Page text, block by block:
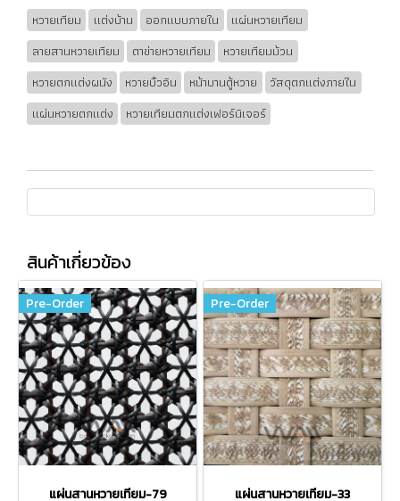
หวายเทียม
แต่งบ้าน ออกแบบภายใน
แผ่นหวายเทียม
ลายสานหวายเทียม
ตาข่ายหวายเทียม
หวายเทียมม้วน
หวายตกแต่งผนัง
หวายบิ้วอิน หน้าบานตู้หวาย
วัสดุตกแต่งภายใน
แผ่นหวายตกแต่ง
หวายเทียมตกแต่งเฟอร์นิเจอร์
สินค้าเกี่ยวข้อง
Pre-Order
แผ่นสานหวายเทียม-79
Pre-Order
แผ่นสานหวายเทียม-33